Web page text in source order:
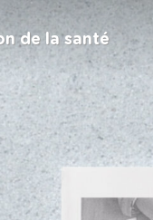
de la santé